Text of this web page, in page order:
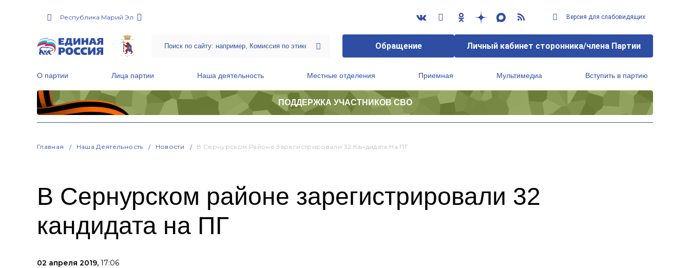
Республика Марий Эл Версия для слабовидящих
Обращение Личный кабинет сторонника/члена Партии
О партии Лица партии Наша деятельность Местные отделения Приемная Мультимедиа Вступить в партию
ПОДДЕРЖКА УЧАСТНИКОВ СВО
Главная Наша Деятельность Новости В Сернурском Районе Зарегистрировали 32 Кандидата На ПГ
В Сернурском районе зарегистрировали 32
кандидата на ПГ
02 апреля 2019, 17:06